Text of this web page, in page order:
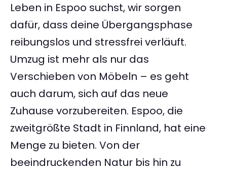
Leben in Espoo suchst, wir sorgen
dafür, dass deine Übergangsphase
reibungslos und stressfrei verläuft.
Umzug ist mehr als nur das
Verschieben von Möbeln – es geht
auch darum, sich auf das neue
Zuhause vorzubereiten. Espoo, die
zweitgrößte Stadt in Finnland, hat eine
Menge zu bieten. Von der
beeindruckenden Natur bis hin zu